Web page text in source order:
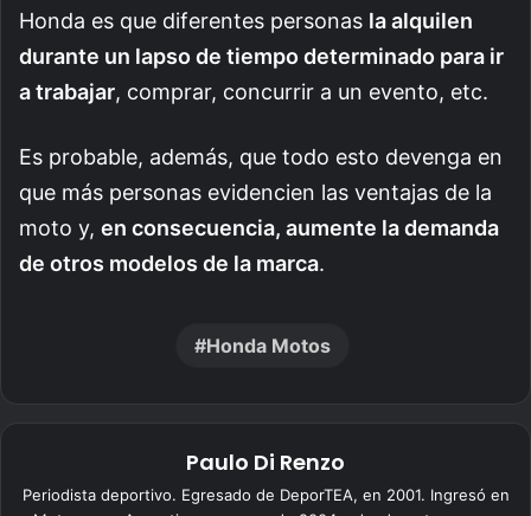
Honda es que diferentes personas la alquilen
durante un lapso de tiempo determinado para ir
a trabajar, comprar, concurrir a un evento, etc.
Es probable, además, que todo esto devenga en
que más personas evidencien las ventajas de la
moto y, en consecuencia, aumente la demanda
de otros modelos de la marca.
Honda Motos
Paulo Di Renzo
Periodista deportivo. Egresado de DeporTEA, en 2001. Ingresó en